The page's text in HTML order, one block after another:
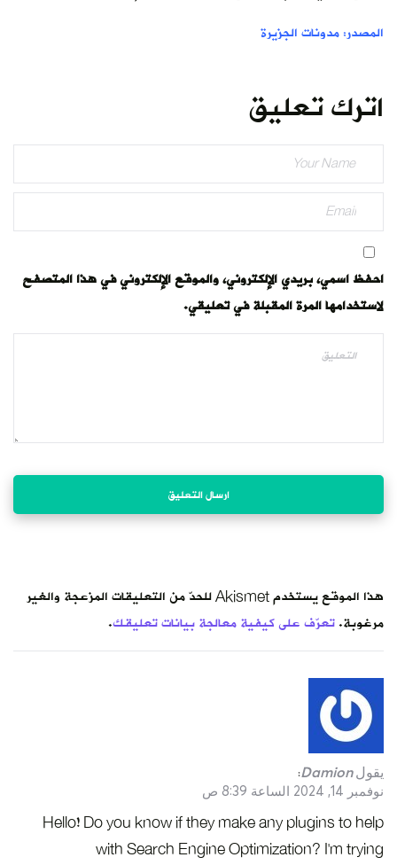
المصدر: مدونات الجزيرة
اترك تعليق
احفظ اسمي، بريدي الإلكتروني، والموقع الإلكتروني في هذا المتصفح
لاستخدامها المرة المقبلة في تعليقي.
هذا الموقع يستخدم Akismet للحدّ من التعليقات المزعجة والغير
مرغوبة.تعرّف على كيفية معالجة بيانات تعليقك.
يقول Damion
:
نوفمبر 14, 2024 الساعة 8:39 ص
Hello! Do you know if they make any plugins to help
with Search Engine Optimization? I’m trying